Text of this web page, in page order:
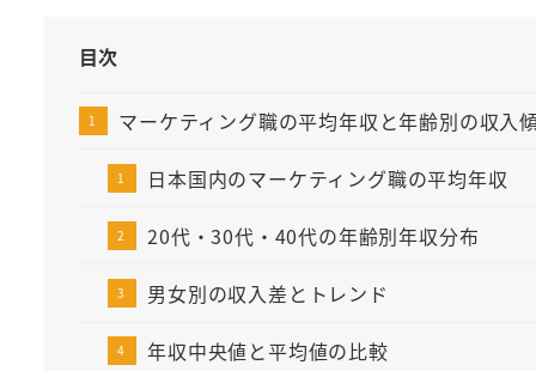
目次
マーケティング職の平均年収と年齢別の収入
日本国内のマーケティング職の平均年収
20代・30代・40代の年齢別年収分布
男女別の収入差とトレンド
年収中央値と平均値の比較